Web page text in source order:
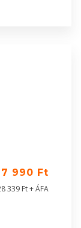
990 Ft
339 Ft + ÁFA